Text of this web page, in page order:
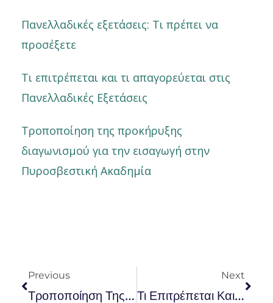
Πανελλαδικές εξετάσεις: Τι πρέπει να
προσέξετε
Τι επιτρέπεται και τι απαγορεύεται στις
Πανελλαδικές Εξετάσεις
Τροποποίηση της προκήρυξης
διαγωνισμού για την εισαγωγή στην
Πυροσβεστική Ακαδημία
Previous
Τροποποίηση Της Προκήρυξης Διαγωνισμού Για Την Εισαγωγή Στην Πυροσβεστική Ακαδημία
Next
Τι Επιτρέπεται Και Τι Απαγορεύεται Στις Πανελλαδικές Εξετάσεις